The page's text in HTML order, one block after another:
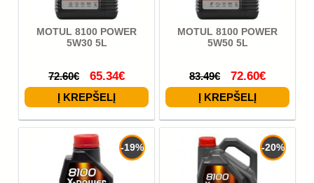
MOTUL 8100 POWER
5W30 5L
72.60€ 65.34€
MOTUL 8100 POWER
5W50 5L
83.49€ 72.60€
-19% -20%